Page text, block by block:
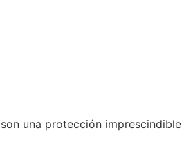
una protección